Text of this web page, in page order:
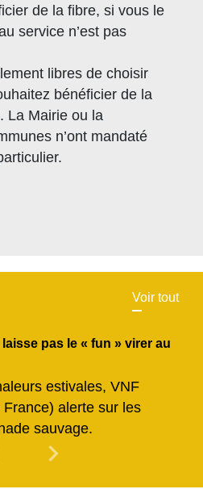
de la fibre, si vous le
service n’est pas
libres de choisir
bénéficier de la
La Mairie ou la
n’ont mandaté
Voir tout
pas le « fun » virer au
estivales, VNF
alerte sur les
sauvage.
Previous
chevron_right